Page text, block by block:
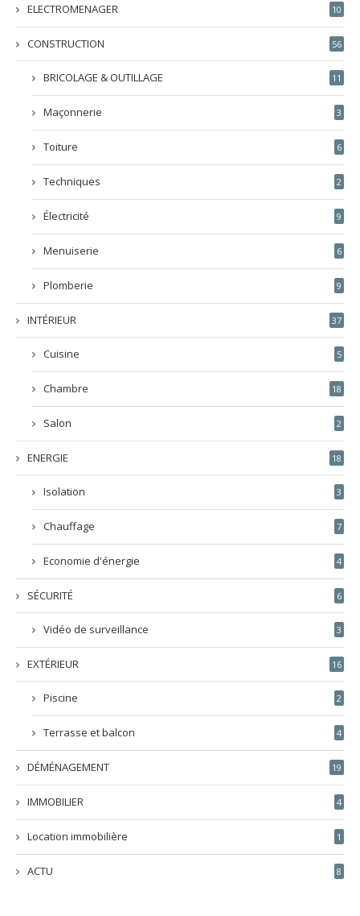
ELECTROMENAGER 10
CONSTRUCTION 56
BRICOLAGE & OUTILLAGE 11
Maçonnerie 3
Toiture 6
Techniques 2
Électricité 9
Menuiserie 6
Plomberie 9
INTÉRIEUR 37
Cuisine 5
Chambre 18
Salon 2
ENERGIE 18
Isolation 3
Chauffage 7
Economie d'énergie 4
SÉCURITÉ 6
Vidéo de surveillance 3
EXTÉRIEUR 16
Piscine 2
Terrasse et balcon 4
DÉMÉNAGEMENT 19
IMMOBILIER 4
Location immobilière 1
ACTU 8